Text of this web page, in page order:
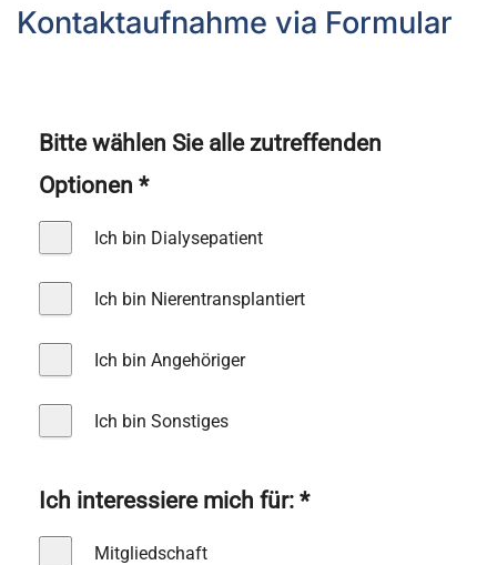
Kontaktaufnahme via Formular
Bitte wählen Sie alle zutreffenden
Optionen *
Ich bin Dialysepatient
Ich bin Nierentransplantiert
Ich bin Angehöriger
Ich bin Sonstiges
Ich interessiere mich für: *
Mitgliedschaft